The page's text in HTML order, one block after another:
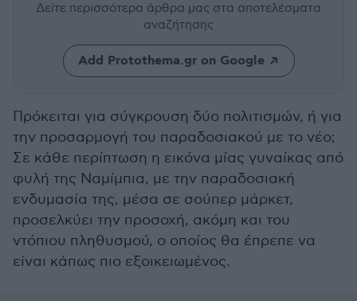
Δείτε περισσότερα άρθρα μας στα αποτελέσματα
αναζήτησης
Add Protothema.gr on Google
Πρόκειται για σύγκρουση δύο πολιτισμών, ή για
την προσαρμογή του παραδοσιακού με το νέο;
Σε κάθε περίπτωση η εικόνα μίας γυναίκας από
φυλή της Ναμίμπια, με την παραδοσιακή
ενδυμασία της, μέσα σε σούπερ μάρκετ,
προσελκύει την προσοχή, ακόμη και του
ντόπιου πληθυσμού, ο οποίος θα έπρεπε να
είναι κάπως πιο εξοικειωμένος.